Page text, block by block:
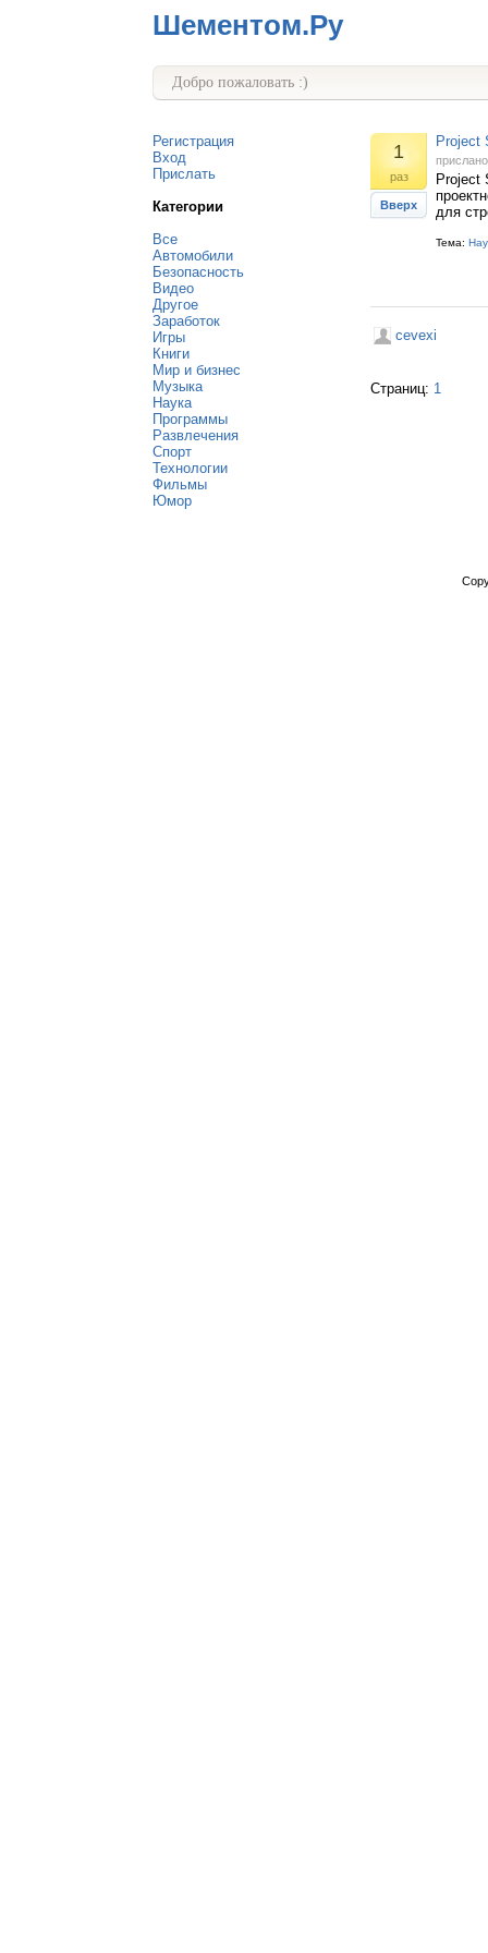
Шементом.Ру
Добро пожаловать :)
Регистрация
Вход
Прислать
Категории
Все
Автомобили
Безопасность
Видео
Другое
Заработок
Игры
Книги
Мир и бизнес
Музыка
Наука
Программы
Развлечения
Спорт
Технологии
Фильмы
Юмор
1
раз
Вверх
Project
Project
для
Тема:
cevexi
Страниц: 1